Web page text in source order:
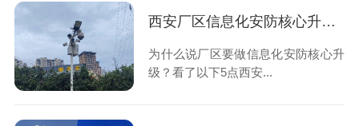
西安厂区信息化安防核心升级优势，想知道的看过来！
为什么说厂区要做信息化安防核心升
级？看了以下5点西安...